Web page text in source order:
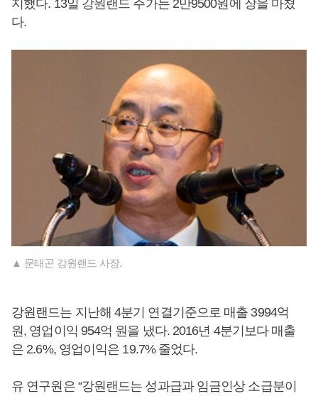
지했다. 13일 강원랜드 주가는 2만9500원에 장을 마쳤
다.
▲ 문태곤 강원랜드 사장.
강원랜드는 지난해 4분기 연결기준으로 매출 3994억
원, 영업이익 954억 원을 냈다. 2016년 4분기보다 매출
은 2.6%, 영업이익은 19.7% 줄었다.
유 연구원은 “강원랜드는 성과급과 임금인상 소급분이